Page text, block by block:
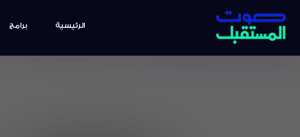
الرئيسية برامج